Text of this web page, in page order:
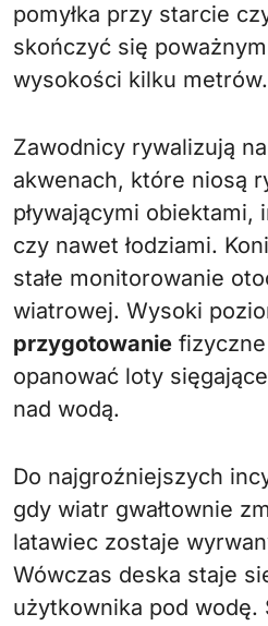
pomyłka przy starcie
skończyć się
wysokości kilku metrów.
Zawodnicy rywalizują
akwenach, które niosą
pływającymi obiektami,
czy nawet łodziami.
stałe monitorowanie
wiatrowej. Wysoki
przygotowanie
opanować loty
nad wodą.
Do najgroźniejszych
gdy wiatr gwałtownie
latawiec zostaje
Wówczas deska staje
użytkownika pod wodę.